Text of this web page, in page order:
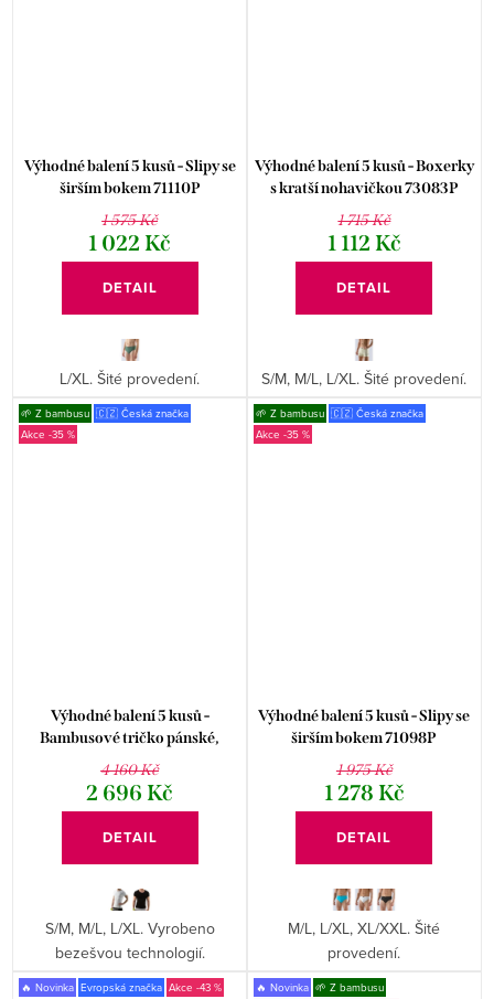
Výhodné balení 5 kusů - Slipy se
širším bokem 71110P
1 575 Kč
1 022 Kč
DETAIL
L/XL. Šité provedení.
Výhodné balení 5 kusů - Boxerky
s kratší nohavičkou 73083P
1 715 Kč
1 112 Kč
DETAIL
S/M, M/L, L/XL. Šité provedení.
🌱 Z bambusu 🇨🇿 Česká značka
-35 %
Výhodné balení 5 kusů -
Bambusové tričko pánské,
krátký rukáv 58006P
4 160 Kč
2 696 Kč
DETAIL
S/M, M/L, L/XL. Vyrobeno
bezešvou technologií.
🌱 Z bambusu 🇨🇿 Česká značka
-35 %
Výhodné balení 5 kusů - Slipy se
širším bokem 71098P
1 975 Kč
1 278 Kč
DETAIL
M/L, L/XL, XL/XXL. Šité
provedení.
🔥 Novinka Evropská značka -43 % 🔥 Novinka 🌱 Z bambusu